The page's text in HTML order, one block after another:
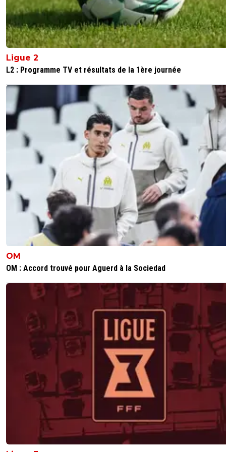
Florian Maurice était en poste comme
sportif a Nice !
0+ Répondre
maznum
pour les entraineurs, directeurs sportifs, t'es sur
Répondre
reds13 10 juin 2026 à 9:41 1098
Rien compris
Répondre
reds13 09 juin 2026 à 20:06
Lorenzi a le droit de changer d'avis et L OM lui a pas mis
couteau à gorge pour qu'il signe a Marseille,
c'est a Lorenzi de réparer ceci, L OM ils sont pour rien
0+ Répondre
olivier-atton 09 juin 2026 à 19:01 +2442
Lorenzi a sérieusement écorné son image tout comme
Richard. C'est là où on voit que Richard ne connait pas
c'est un petit monde et ce qui pouvait passer chez
passe pas dans le foot. C'est fou de se planter dès le
auraient pu trouver un arrangement avec Nice à l'abri
regards mais il a voulu la jouer cow boy, résultat ça le suit
depuis plusieurs semaines.
Que vont valoir leurs paroles...
Image déplorable alors que tu voulais partir d'une page
tu as déjà une tâche en plein milieu 😅
2 + Répondre
「-𝙻𝚢𝚘𝚗𝚗𝚊𝚒𝚜®」 09 juin 2026 à 18:37 +526
Inadmissible !! On sera attentif au verdict du jugement.
Ligue 2
L2 : Programme TV et résultats de la 1ère journée
OM
OM : Accord trouvé pour Aguerd à la Sociedad